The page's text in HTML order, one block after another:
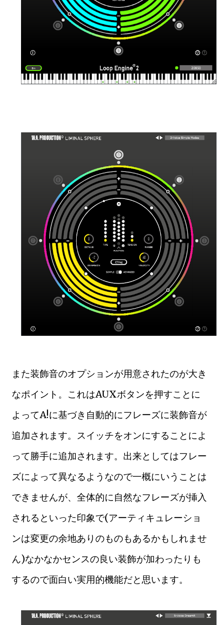
また装飾音のオプションが用意されたのが大き
なポイント。これはAUXボタンを押すことに
よってA!に基づき自動的にフレーズに装飾音が
追加されます。スイッチをオンにすることによ
って勝手に追加されます。出来としてはフレー
ズによって異なるようなので一概にいうことは
できませんが、全体的に自然なフレーズが挿入
されるといった印象で(アーティキュレーショ
ンは変更の余地ありのものもあるかもしれませ
ん)なかなかセンスの良い装飾が加わったりも
するので面白い実用的機能だと思います。